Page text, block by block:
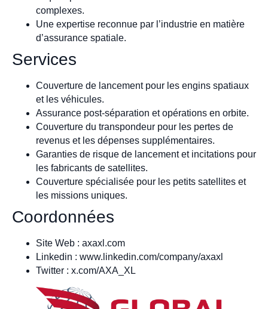
complexes.
Une expertise reconnue par l’industrie en matière
d’assurance spatiale.
Services
Couverture de lancement pour les engins spatiaux
et les véhicules.
Assurance post-séparation et opérations en orbite.
Couverture du transpondeur pour les pertes de
revenus et les dépenses supplémentaires.
Garanties de risque de lancement et incitations pour
les fabricants de satellites.
Couverture spécialisée pour les petits satellites et
les missions uniques.
Coordonnées
Site Web : axaxl.com
Linkedin : www.linkedin.com/company/axaxl
Twitter : x.com/AXA_XL